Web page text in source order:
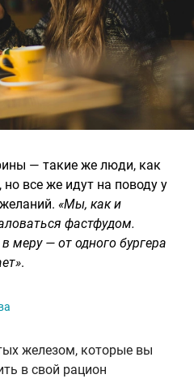
— такие же люди, как
все же идут на поводу у
«Мы, как и
фастфудом.
меру — от одного бургера
.
железом, которые вы
в свой рацион